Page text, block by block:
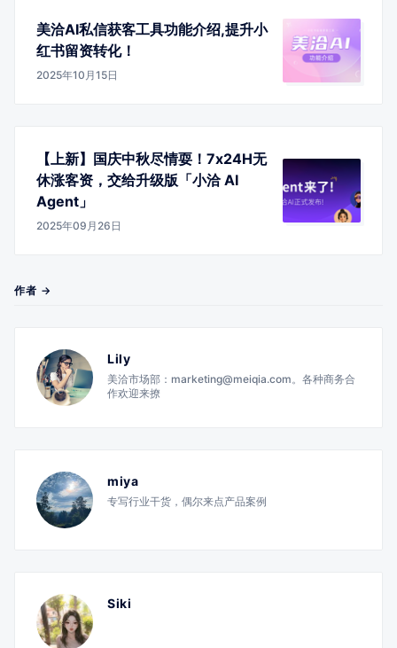
美洽AI私信获客工具功能介绍,提升小
红书留资转化！
2025年10月15日
【上新】国庆中秋尽情耍！7x24H无
休涨客资，交给升级版「小洽 AI
Agent」
2025年09月26日
作者 →
Lily
美洽市场部：marketing@meiqia.com。各种商务合
作欢迎来撩
miya
专写行业干货，偶尔来点产品案例
Siki